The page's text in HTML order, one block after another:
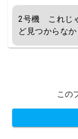
2号機　これじ
ど見つからなか
この